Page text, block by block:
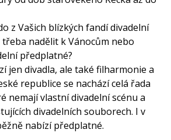
z Vašich blízkých fandí divadelní
nadělit k Vánocům nebo
předplatné?
jen divadla, ale také filharmonie a
republice se nachází celá řada
nemají vlastní divadelní scénu a
divadelních souborech. I v
nabízí předplatné.